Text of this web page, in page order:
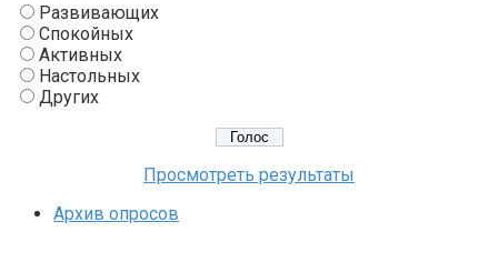
Развивающих
Спокойных
Активных
Настольных
Других
Просмотреть результаты
Архив опросов